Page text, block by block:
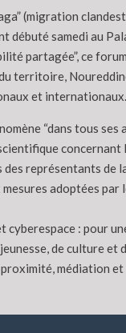
(migration
samedi au
partagée”, ce
territoire,
et internationaux.
“dans tous ses
représentants de
adoptées
: pour
jeunesse, de
médiation et